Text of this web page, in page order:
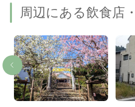
周辺にある飲食店